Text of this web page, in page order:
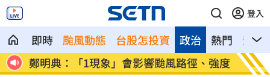
登入
即時 颱風動態 台股怎投資 熱門 影音
政治
鄭明典：「1現象」會影響颱風路徑、強度 真相